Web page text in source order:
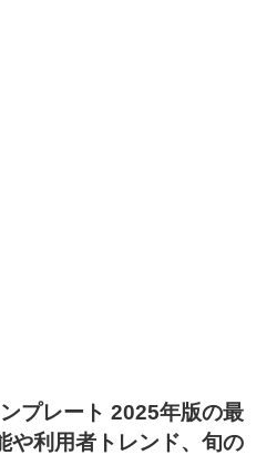
プレート 2025年版の最
や利用者トレンド、旬の